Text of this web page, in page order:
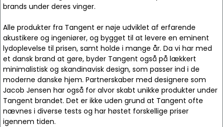
brands under deres vinger.
Alle produkter fra Tangent er nøje udviklet af erfarende
akustikere og ingeniører, og bygget til at levere en eminent
lydoplevelse til prisen, samt holde i mange år. Da vi har med
et dansk brand at gøre, byder Tangent også på lækkert
minimalistisk og skandinavisk design, som passer ind i de
moderne danske hjem. Partnerskaber med designere som
Jacob Jensen har også for alvor skabt unikke produkter under
Tangent brandet. Det er ikke uden grund at Tangent ofte
nævnes i diverse tests og har høstet forskellige priser
igennem tiden.